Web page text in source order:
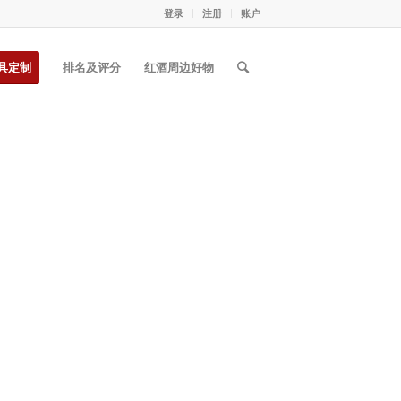
登录 注册 账户
定制 排名及评分 红酒周边好物